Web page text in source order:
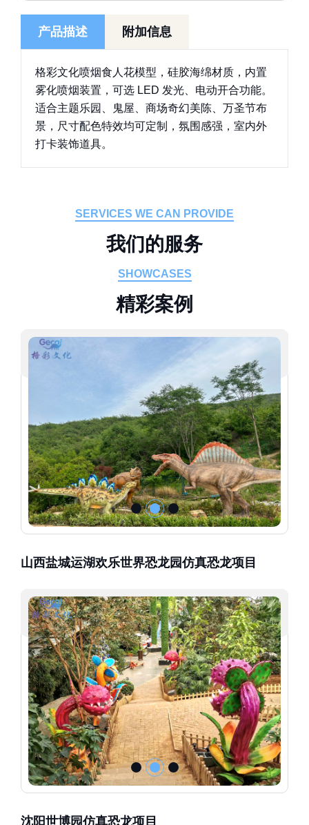
产品描述 附加信息
格彩文化喷烟食人花模型，硅胶海绵材质，内置
雾化喷烟装置，可选 LED 发光、电动开合功能。
适合主题乐园、鬼屋、商场奇幻美陈、万圣节布
景，尺寸配色特效均可定制，氛围感强，室内外
打卡装饰道具。
SERVICES WE CAN PROVIDE
我们的服务
SHOWCASES
精彩案例
山西盐城运湖欢乐世界恐龙园仿真恐龙项目
沈阳世博园仿真恐龙项目